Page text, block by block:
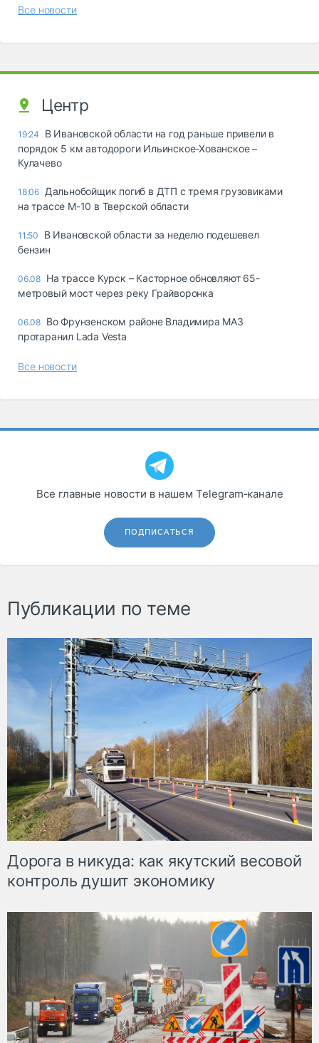
Все новости
Центр
19:24
В Ивановской области на год раньше привели в
порядок 5 км автодороги Ильинское-Хованское –
Кулачево
18:06 Дальнобойщик погиб в ДТП с тремя грузовиками
на трассе М-10 в Тверской области
11:50
В Ивановской области за неделю подешевел
бензин
06.08 На трассе Курск – Касторное обновляют 65-
метровый мост через реку Грайворонка
06.08 Во Фрунзенском районе Владимира МАЗ
протаранил Lada Vesta
Все новости
Все главные новости в нашем Telegram‑канале
ПОДПИСАТЬСЯ
Публикации по теме
Дорога в никуда: как якутский весовой
контроль душит экономику